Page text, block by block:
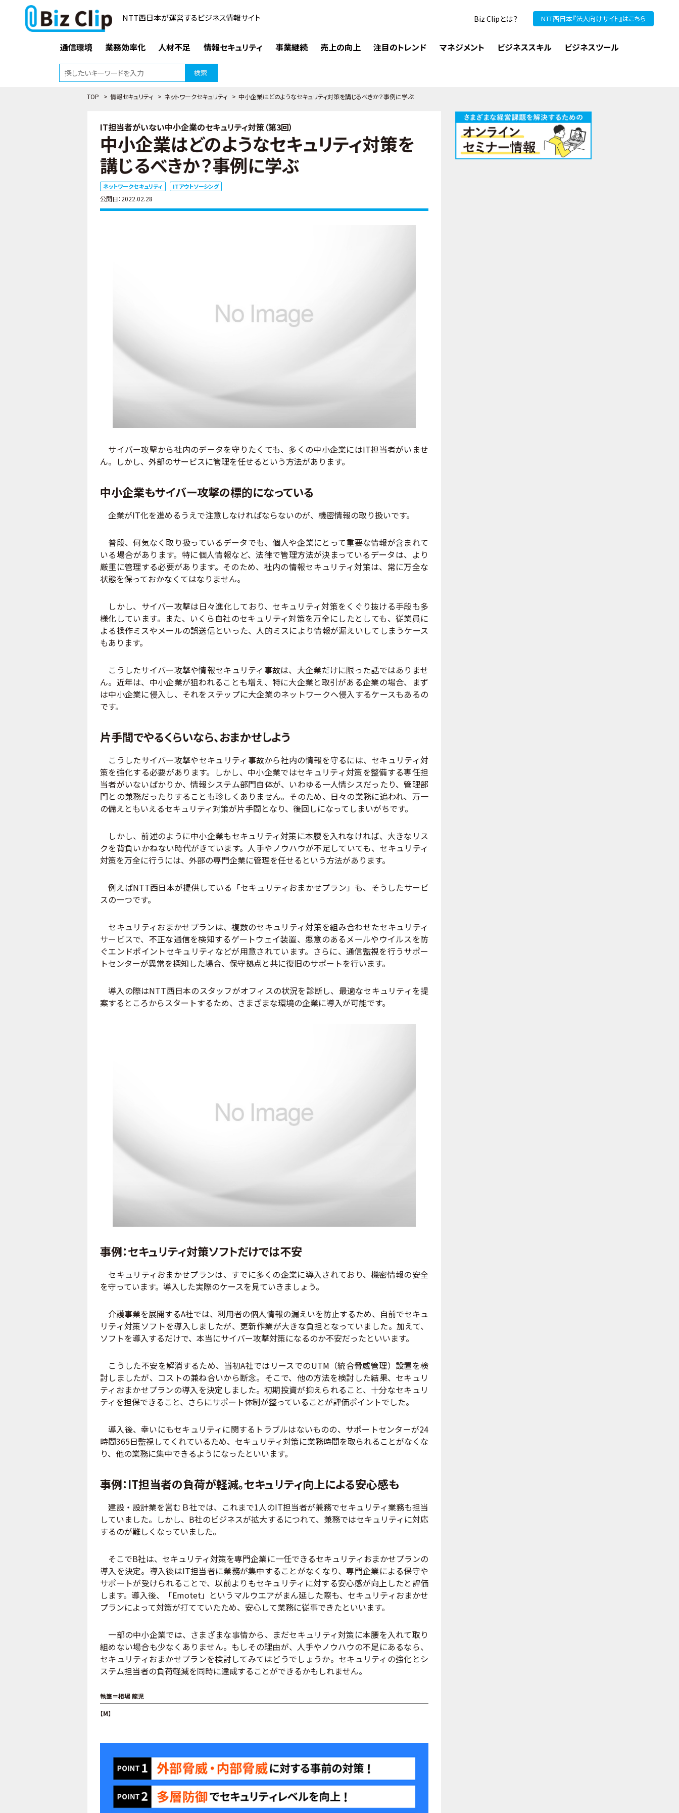
NTT西日本が運営するビジネス情報サイト Biz Clipとは？ NTT西日本『法人向けサイト』はこちら
通信環境 業務効率化 人材不足 情報セキュリティ 事業継続 売上の向上 注目のトレンド マネジメント ビジネススキル ビジネスツール
検索
TOP > 情報セキュリティ > ネットワークセキュリティ > 中小企業はどのようなセキュリティ対策を講じるべきか？事例に学ぶ
IT担当者がいない中小企業のセキュリティ対策（第3回）
中小企業はどのようなセキュリティ対策を
講じるべきか？事例に学ぶ
ネットワークセキュリティ ITアウトソーシング
公開日：2022.02.28
サイバー攻撃から社内のデータを守りたくても、多くの中小企業にはIT担当者がいませ
ん。しかし、外部のサービスに管理を任せるという方法があります。
中小企業もサイバー攻撃の標的になっている
企業がIT化を進めるうえで注意しなければならないのが、機密情報の取り扱いです。
普段、何気なく取り扱っているデータでも、個人や企業にとって重要な情報が含まれて
いる場合があります。特に個人情報など、法律で管理方法が決まっているデータは、より
厳重に管理する必要があります。そのため、社内の情報セキュリティ対策は、常に万全な
状態を保っておかなくてはなりません。
しかし、サイバー攻撃は日々進化しており、セキュリティ対策をくぐり抜ける手段も多
様化しています。また、いくら自社のセキュリティ対策を万全にしたとしても、従業員に
よる操作ミスやメールの誤送信といった、人的ミスにより情報が漏えいしてしまうケース
もあります。
こうしたサイバー攻撃や情報セキュリティ事故は、大企業だけに限った話ではありませ
ん。近年は、中小企業が狙われることも増え、特に大企業と取引がある企業の場合、まず
は中小企業に侵入し、それをステップに大企業のネットワークへ侵入するケースもあるの
です。
片手間でやるくらいなら、おまかせしよう
こうしたサイバー攻撃やセキュリティ事故から社内の情報を守るには、セキュリティ対
策を強化する必要があります。しかし、中小企業ではセキュリティ対策を整備する専任担
当者がいないばかりか、情報システム部門自体が、いわゆる一人情シスだったり、管理部
門との兼務だったりすることも珍しくありません。そのため、日々の業務に追われ、万一
の備えともいえるセキュリティ対策が片手間となり、後回しになってしまいがちです。
しかし、前述のように中小企業もセキュリティ対策に本腰を入れなければ、大きなリス
クを背負いかねない時代がきています。人手やノウハウが不足していても、セキュリティ
対策を万全に行うには、外部の専門企業に管理を任せるという方法があります。
例えばNTT西日本が提供している「セキュリティおまかせプラン」も、そうしたサービ
スの一つです。
セキュリティおまかせプランは、複数のセキュリティ対策を組み合わせたセキュリティ
サービスで、不正な通信を検知するゲートウェイ装置、悪意のあるメールやウイルスを防
ぐエンドポイントセキュリティなどが用意されています。さらに、通信監視を行うサポー
トセンターが異常を探知した場合、保守拠点と共に復旧のサポートを行います。
導入の際はNTT西日本のスタッフがオフィスの状況を診断し、最適なセキュリティを提
案するところからスタートするため、さまざまな環境の企業に導入が可能です。
事例：セキュリティ対策ソフトだけでは不安
セキュリティおまかせプランは、すでに多くの企業に導入されており、機密情報の安全
を守っています。導入した実際のケースを見ていきましょう。
介護事業を展開するA社では、利用者の個人情報の漏えいを防止するため、自前でセキュ
リティ対策ソフトを導入しましたが、更新作業が大きな負担となっていました。加えて、
ソフトを導入するだけで、本当にサイバー攻撃対策になるのか不安だったといいます。
こうした不安を解消するため、当初A社ではリースでのUTM（統合脅威管理）設置を検
討しましたが、コストの兼ね合いから断念。そこで、他の方法を検討した結果、セキュリ
ティおまかせプランの導入を決定しました。初期投資が抑えられること、十分なセキュリ
ティを担保できること、さらにサポート体制が整っていることが評価ポイントでした。
導入後、幸いにもセキュリティに関するトラブルはないものの、サポートセンターが24
時間365日監視してくれているため、セキュリティ対策に業務時間を取られることがなくな
り、他の業務に集中できるようになったといいます。
事例：IT担当者の負荷が軽減。セキュリティ向上による安心感も
建設・設計業を営むＢ社では、これまで1人のIT担当者が兼務でセキュリティ業務も担当
していました。しかし、B社のビジネスが拡大するにつれて、兼務ではセキュリティに対応
するのが難しくなっていました。
そこでB社は、セキュリティ対策を専門企業に一任できるセキュリティおまかせプランの
導入を決定。導入後はIT担当者に業務が集中することがなくなり、専門企業による保守や
サポートが受けられることで、以前よりもセキュリティに対する安心感が向上したと評価
します。導入後、「Emotet」というマルウエアがまん延した際も、セキュリティおまかせ
プランによって対策が打てていたため、安心して業務に従事できたといいます。
一部の中小企業では、さまざまな事情から、まだセキュリティ対策に本腰を入れて取り
組めない場合も少なくありません。もしその理由が、人手やノウハウの不足にあるなら、
セキュリティおまかせプランを検討してみてはどうでしょうか。セキュリティの強化とシ
ステム担当者の負荷軽減を同時に達成することができるかもしれません。
執筆＝相場 龍児
【M】